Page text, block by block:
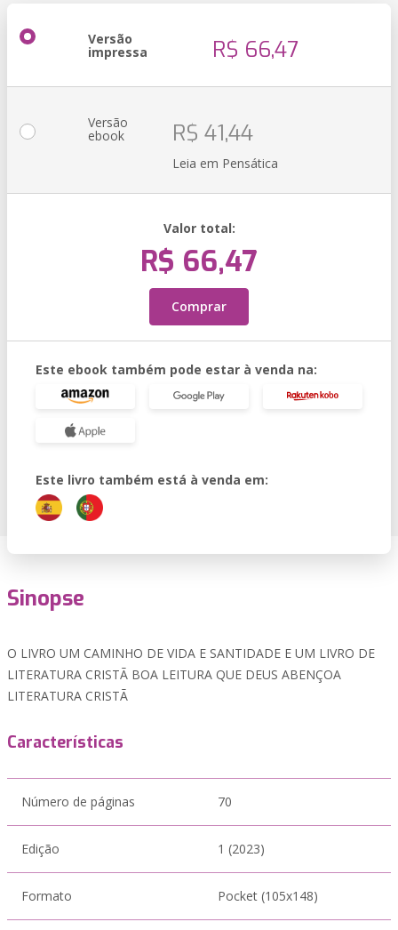
Versão
impressa R$ 66,47
Versão
ebook R$ 41,44
Leia em Pensática
Valor total:
R$ 66,47
Comprar
Este ebook também pode estar à venda na:
Este livro também está à venda em:
Sinopse
O LIVRO UM CAMINHO DE VIDA E SANTIDADE E UM LIVRO DE
LITERATURA CRISTÃ BOA LEITURA QUE DEUS ABENÇOA
LITERATURA CRISTÃ
Características
Número de páginas 70
Edição 1 (2023)
Formato Pocket (105x148)